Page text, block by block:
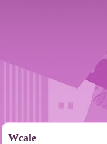
Wcale